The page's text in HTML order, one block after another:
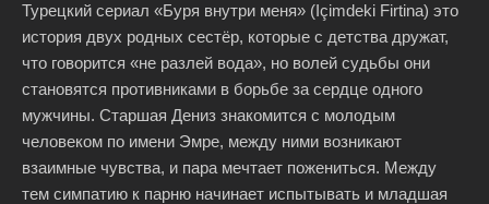
Турецкий сериал «Буря внутри меня» (Içimdeki Firtina) это
история двух родных сестёр, которые с детства дружат,
что говорится «не разлей вода», но волей судьбы они
становятся противниками в борьбе за сердце одного
мужчины. Старшая Дениз знакомится с молодым
человеком по имени Эмре, между ними возникают
взаимные чувства, и пара мечтает пожениться. Между
тем симпатию к парню начинает испытывать и младшая